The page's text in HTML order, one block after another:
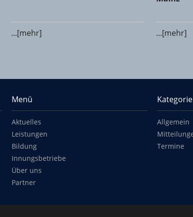
...[mehr] ...[mehr]
Menü
Aktuelles
Leistungen
Bildung
Innungsbetriebe
Über uns
Partner
Allgemein
Termine